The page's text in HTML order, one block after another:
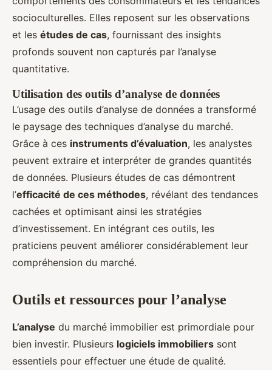
socioculturelles. Elles reposent sur les observations
et les études de cas, fournissant des insights
profonds souvent non capturés par l’analyse
quantitative.
Utilisation des outils d’analyse de données
L’usage des outils d’analyse de données a transformé
le paysage des techniques d’analyse du marché.
Grâce à ces instruments d’évaluation, les analystes
peuvent extraire et interpréter de grandes quantités
de données. Plusieurs études de cas démontrent
l’efficacité de ces méthodes, révélant des tendances
cachées et optimisant ainsi les stratégies
d’investissement. En intégrant ces outils, les
praticiens peuvent améliorer considérablement leur
compréhension du marché.
Outils et ressources pour l’analyse
L’analyse du marché immobilier est primordiale pour
bien investir. Plusieurs logiciels immobiliers sont
essentiels pour effectuer une étude de qualité.